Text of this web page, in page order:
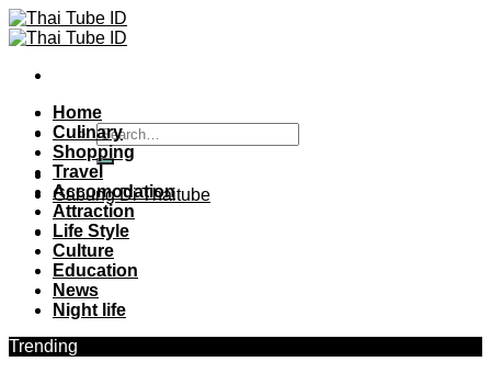
Skip
to
Gabung Di Thaitube
Home
Culinary
Shopping
Travel
Accomodation
Attraction
Life Style
Culture
Education
News
Night life
Trending